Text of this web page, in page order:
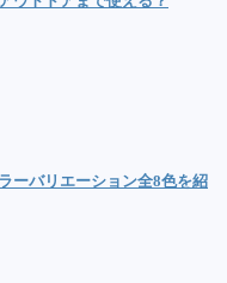
ーバリエーション全8色を紹